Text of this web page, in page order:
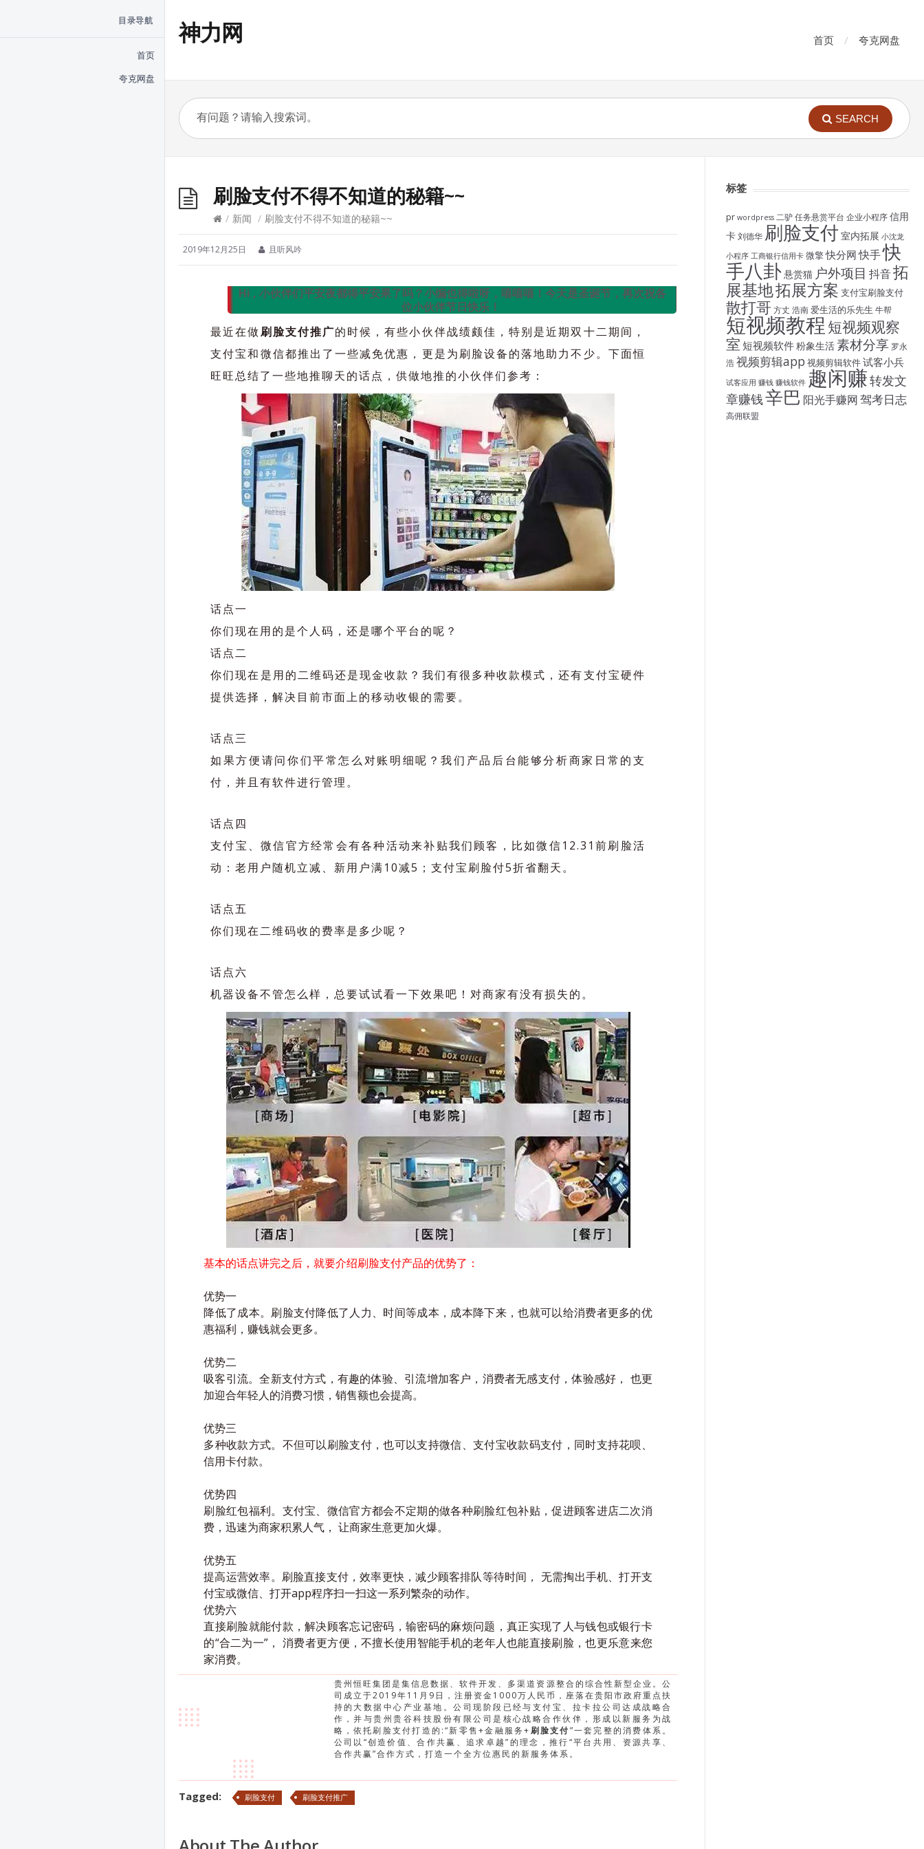
神力网 首页 夸克网盘
SEARCH
目录导航
首页
夸克网盘
刷脸支付不得不知道的秘籍~~
/ 新闻 / 刷脸支付不得不知道的秘籍~~
2019年12月25日 且听风吟
Hi , 小伙伴们平安夜都得平安果了吗？小编也得啦呀，嘻嘻嘻！今天是圣诞节，再次祝各
位小伙伴节日快乐！
最近在做刷脸支付推广的时候，有些小伙伴战绩颇佳，特别是近期双十二期间，
支付宝和微信都推出了一些减免优惠，更是为刷脸设备的落地助力不少。下面恒
旺旺总结了一些地推聊天的话点，供做地推的小伙伴们参考：
话点一
你们现在用的是个人码，还是哪个平台的呢？
话点二
你们现在是用的二维码还是现金收款？我们有很多种收款模式，还有支付宝硬件
提供选择，解决目前市面上的移动收银的需要。
话点三
如果方便请问你们平常怎么对账明细呢？我们产品后台能够分析商家日常的支
付，并且有软件进行管理。
话点四
支付宝、微信官方经常会有各种活动来补贴我们顾客，比如微信12.31前刷脸活
动：老用户随机立减、新用户满10减5；支付宝刷脸付5折省翻天。
话点五
你们现在二维码收的费率是多少呢？
话点六
机器设备不管怎么样，总要试试看一下效果吧！对商家有没有损失的。
基本的话点讲完之后，就要介绍刷脸支付产品的优势了：
优势一
降低了成本。刷脸支付降低了人力、时间等成本，成本降下来，也就可以给消费者更多的优
惠福利，赚钱就会更多。
优势二
吸客引流。全新支付方式，有趣的体验、引流增加客户，消费者无感支付，体验感好， 也更
加迎合年轻人的消费习惯，销售额也会提高。
优势三
多种收款方式。不但可以刷脸支付，也可以支持微信、支付宝收款码支付，同时支持花呗、
信用卡付款。
优势四
刷脸红包福利。支付宝、微信官方都会不定期的做各种刷脸红包补贴，促进顾客进店二次消
费，迅速为商家积累人气， 让商家生意更加火爆。
优势五
提高运营效率。刷脸直接支付，效率更快，减少顾客排队等待时间， 无需掏出手机、打开支
付宝或微信、打开app程序扫一扫这一系列繁杂的动作。
优势六
直接刷脸就能付款，解决顾客忘记密码，输密码的麻烦问题，真正实现了人与钱包或银行卡
的“合二为一”， 消费者更方便，不擅长使用智能手机的老年人也能直接刷脸，也更乐意来您
家消费。
贵州恒旺集团是集信息数据、软件开发、多渠道资源整合的综合性新型企业。公
司成立于2019年11月9日，注册资金1000万人民币，座落在贵阳市政府重点扶
持的大数据中心产业基地。公司现阶段已经与支付宝、拉卡拉公司达成战略合
作，并与贵州贵谷科技股份有限公司是核心战略合作伙伴，形成以新服务为战
略，依托刷脸支付打造的:“新零售+金融服务+刷脸支付”一套完整的消费体系。
公司以“创造价值、合作共赢、追求卓越”的理念，推行“平台共用、资源共享、
合作共赢”合作方式，打造一个全方位惠民的新服务体系。
Tagged: 刷脸支付 刷脸支付推广
标签
pr wordpress 二驴任务悬赏平台 企业小程序信用
卡刘德华 刷脸支付 室内拓展 小沈龙
小程序 工商银行信用卡 微擎快分网 快手快
手八卦悬赏猫 户外项目 抖音拓
展基地拓展方案 支付宝刷脸支付
散打哥 方丈 浩南爱生活的乐先生 牛帮
短视频教程 短视频观察
室 短视频软件粉象生活素材分享 罗永
浩视频剪辑app 视频剪辑软件试客小兵
试客应用 赚钱 赚钱软件 趣闲赚转发文
章赚钱辛巴 阳光手赚网驾考日志
高佣联盟